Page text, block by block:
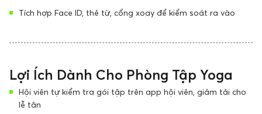
Tích hợp Face ID, thẻ từ, cổng xoay để kiểm soát ra vào
Lợi Ích Dành Cho Phòng Tập Yoga
Hội viên tự kiểm tra gói tập trên app hội viên, giảm tải cho
lễ tân